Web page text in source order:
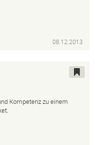
08.12.2013
Kompetenz zu einem